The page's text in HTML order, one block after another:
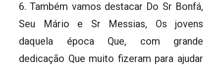
6. Também vamos destacar Do Sr Bonfá,
Seu Mário e Sr Messias, Os jovens
daquela época Que, com grande
dedicação Que muito fizeram para ajudar